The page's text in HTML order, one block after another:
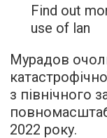
Find out
use of lan
Мурадов
з північного
2022 року.